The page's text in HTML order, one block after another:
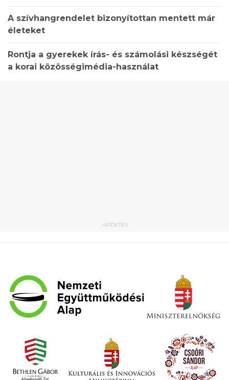
A szívhangrendelet bizonyítottan mentett már
életeket
Rontja a gyerekek írás- és számolási készségét
a korai közösségimédia-használat
HIRDETÉS